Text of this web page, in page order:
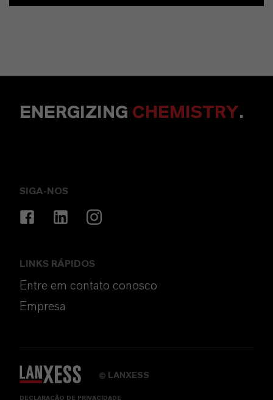
ENERGIZING CHEMISTRY.
SIGA-NOS
LINKS RÁPIDOS
Entre em contato conosco
Empresa
© LANXESS
DECLARAÇÃO DE PRIVACIDADE